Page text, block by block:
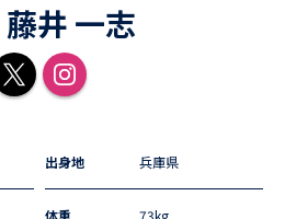
藤井 一志
出身地 兵庫県